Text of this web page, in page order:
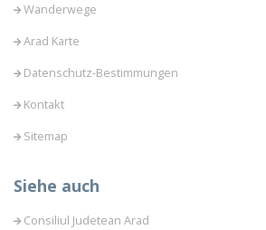
Wanderwege
Arad Karte
Datenschutz-Bestimmungen
Kontakt
Sitemap
Siehe auch
Consiliul Judetean Arad